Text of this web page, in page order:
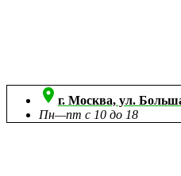
 г. Москва, ул.
Пн—пт с 10 до 18